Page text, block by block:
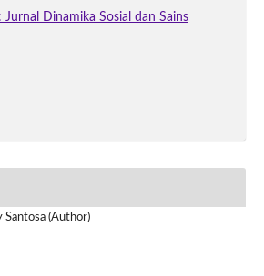
Dinamika Sosial dan Sains
(Author)